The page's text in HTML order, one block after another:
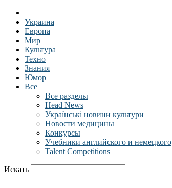
Украина
Европа
Мир
Культура
Техно
Знания
Юмор
Все
Все разделы
Head News
Українські новини культури
Новости медицины
Конкурсы
Учебники английского и немецкого
Talent Competitions
Искать